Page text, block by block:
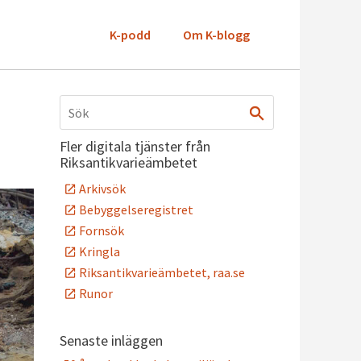
K-podd Om K-blogg
Fler digitala tjänster från
Riksantikvarieämbetet
Arkivsök
Bebyggelseregistret
Fornsök
Kringla
Riksantikvarieämbetet, raa.se
Runor
Senaste inläggen